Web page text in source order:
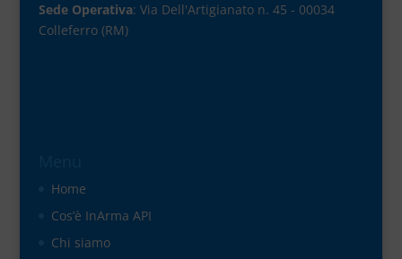
Sede Operativa: Via Dell'Artigianato n. 45 - 00034
Colleferro (RM)
Home
Cos’è InArma API
Chi siamo